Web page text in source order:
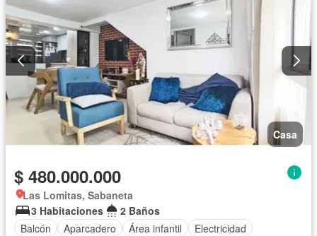
Casa
$ 480.000.000
Las Lomitas, Sabaneta
3 Habitaciones
2 Baños
Balcón
Aparcadero Área infantil
Electricidad